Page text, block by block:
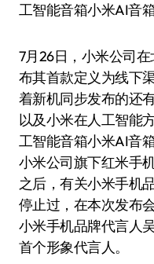
工智能音箱小米AI音箱
7月26日，小米公司
布其首款定义为线下
着新机同步发布的还
以及小米在人工智能
工智能音箱小米AI音
小米公司旗下红米手
之后，有关小米手机
停止过，在本次发布
小米手机品牌代言人
首个形象代言人。